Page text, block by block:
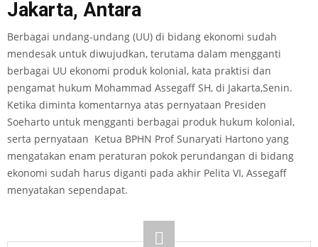
Jakarta, Antara
Berbagai undang-undang (UU) di bidang ekonomi sudah
mendesak untuk diwujudkan, terutama dalam mengganti
berbagai UU ekonomi produk kolonial, kata praktisi dan
pengamat hukum Mohammad Assegaff SH, di Jakarta,Senin.
Ketika diminta komentarnya atas pernyataan Presiden
Soeharto untuk mengganti berbagai produk hukum kolonial,
serta pernyataan Ketua BPHN Prof Sunaryati Hartono yang
mengatakan enam peraturan pokok perundangan di bidang
ekonomi sudah harus diganti pada akhir Pelita VI, Assegaff
menyatakan sependapat.